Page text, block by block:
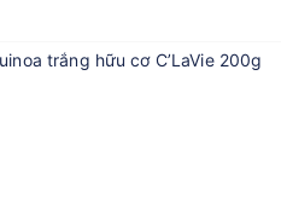
trắng hữu cơ C’LaVie 200g